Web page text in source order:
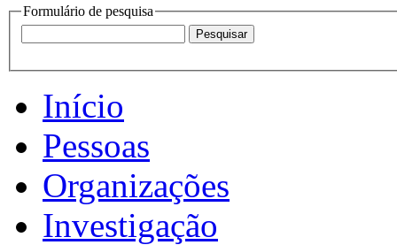
Formulário de pesquisa
Início
Pessoas
Organizações
Investigação